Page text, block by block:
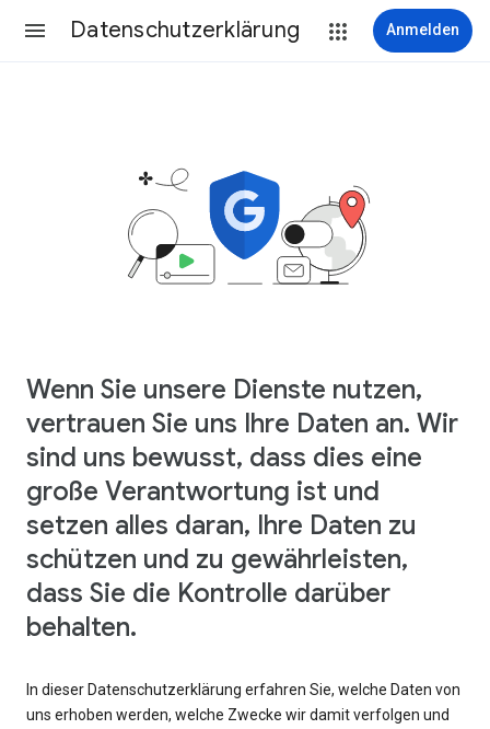
Datenschutzerklärung Anmelden
Wenn Sie unsere Dienste nutzen,
vertrauen Sie uns Ihre Daten an. Wir
sind uns bewusst, dass dies eine
große Verantwortung ist und
setzen alles daran, Ihre Daten zu
schützen und zu gewährleisten,
dass Sie die Kontrolle darüber
behalten.
In dieser Datenschutzerklärung erfahren Sie, welche Daten von
uns erhoben werden, welche Zwecke wir damit verfolgen und